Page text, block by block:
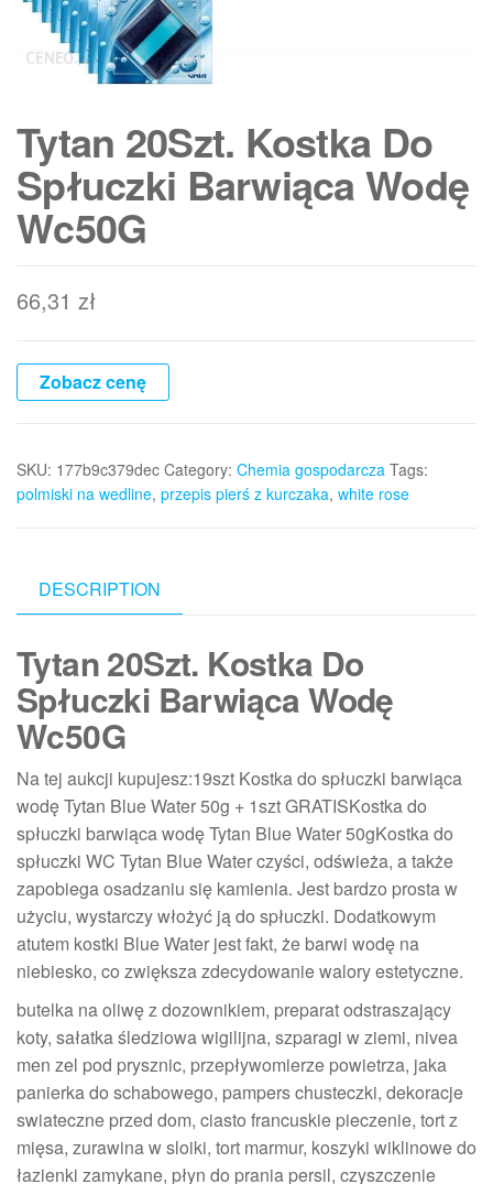
Tytan 20Szt. Kostka Do
Spłuczki Barwiąca Wodę
Wc50G
66,31 zł
Zobacz cenę
SKU: 177b9c379dec Category: Chemia gospodarcza Tags:
polmiski na wedline, przepis pierś z kurczaka, white rose
DESCRIPTION
Tytan 20Szt. Kostka Do
Spłuczki Barwiąca Wodę
Wc50G
Na tej aukcji kupujesz:19szt Kostka do spłuczki barwiąca
wodę Tytan Blue Water 50g + 1szt GRATISKostka do
spłuczki barwiąca wodę Tytan Blue Water 50gKostka do
spłuczki WC Tytan Blue Water czyści, odświeża, a także
zapobiega osadzaniu się kamienia. Jest bardzo prosta w
użyciu, wystarczy włożyć ją do spłuczki. Dodatkowym
atutem kostki Blue Water jest fakt, że barwi wodę na
niebiesko, co zwiększa zdecydowanie walory estetyczne.
butelka na oliwę z dozownikiem, preparat odstraszający
koty, sałatka śledziowa wigilijna, szparagi w ziemi, nivea
men zel pod prysznic, przepływomierze powietrza, jaka
panierka do schabowego, pampers chusteczki, dekoracje
swiateczne przed dom, ciasto francuskie pieczenie, tort z
mięsa, zurawina w sloiki, tort marmur, koszyki wiklinowe do
łazienki zamykane, płyn do prania persil, czyszczenie